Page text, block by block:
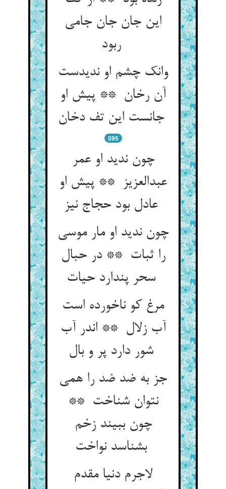
این جان جان جامی
ربود
وانک چشم او ندیدست
آن رخان ** پیش او
595
چون ندید او عمر
عبدالعزیز ** پیش او
چون ندید او مار موسی
را ثبات ** در حبال
سحر پندارد حیات
مرغ کو ناخورده است
آب زلال ** اندر آب
شور دارد پر و بال
جز به ضد ضد را همی
نتوان شناخت **
چون ببیند زخم
بشناسد نواخت
لاجرم دنیا مقدم